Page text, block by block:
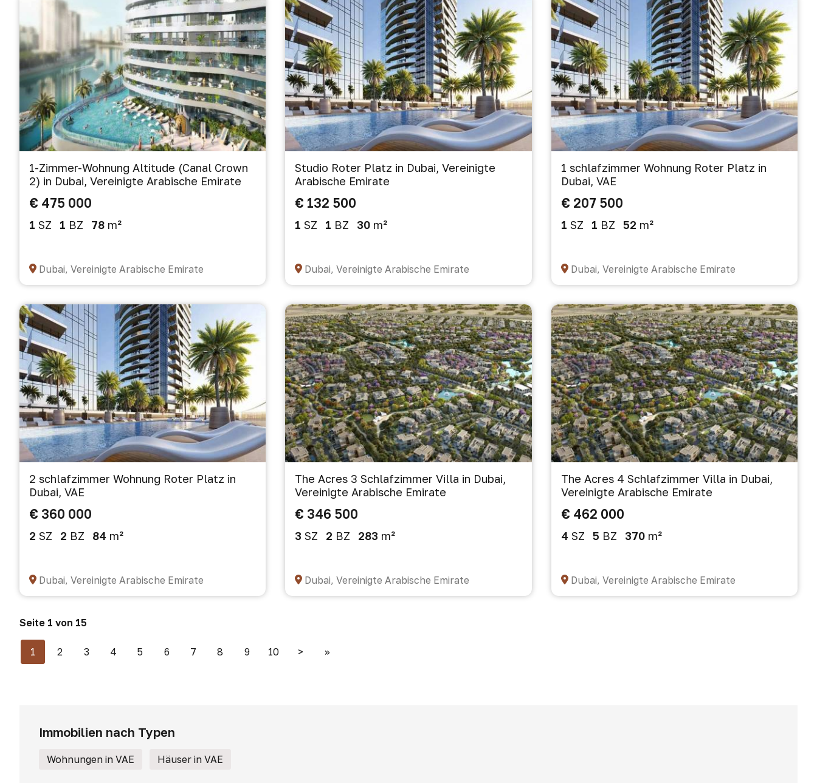
1-Zimmer-Wohnung Altitude (Canal Crown
2) in Dubai, Vereinigte Arabische Emirate
€ 475 000
1 SZ 1 BZ 78 m²
Dubai, Vereinigte Arabische Emirate
Studio Roter Platz in Dubai, Vereinigte
Arabische Emirate
€ 132 500
1 SZ 1 BZ 30 m²
Dubai, Vereinigte Arabische Emirate
1 schlafzimmer Wohnung Roter Platz in
Dubai, VAE
€ 207 500
1 SZ 1 BZ 52 m²
Dubai, Vereinigte Arabische Emirate
2 schlafzimmer Wohnung Roter Platz in
Dubai, VAE
€ 360 000
2 SZ 2 BZ 84 m²
Dubai, Vereinigte Arabische Emirate
The Acres 3 Schlafzimmer Villa in Dubai,
Vereinigte Arabische Emirate
€ 346 500
3 SZ 2 BZ 283 m²
Dubai, Vereinigte Arabische Emirate
The Acres 4 Schlafzimmer Villa in Dubai,
Vereinigte Arabische Emirate
€ 462 000
4 SZ 5 BZ 370 m²
Dubai, Vereinigte Arabische Emirate
Seite 1 von 15
1 2 3 4 5 6 7 8 9 10 > >>
Immobilien nach Typen
Wohnungen in VAE Häuser in VAE